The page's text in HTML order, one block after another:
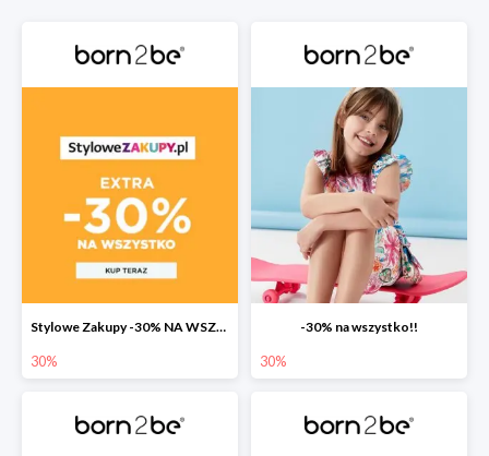
Stylowe Zakupy -30% NA WSZYSTKO w born2be!
30%
-30% na wszystko!!
30%